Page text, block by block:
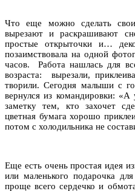
Что еще можно сделать
вырезают и раскрашивают
простые открыточки и…
позаимствовала на одной
часов. Работа нашлась для
возраста: вырезали,
творили. Сегодня малыши с
вернулся из командировки:
заметку тем, кто захочет
цветная бумага хорошо
потом с холодильника не
Еще есть очень простая идея
или маленького подарочка
проще всего сердечко и